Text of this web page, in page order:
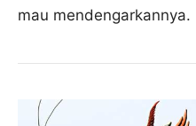
mau mendengarkannya.